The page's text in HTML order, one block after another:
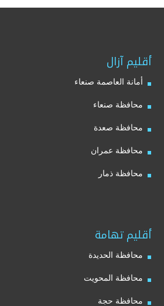
أقليم آزال
أمانة العاصمة صنعاء
محافظة صنعاء
محافظة صعدة
محافظة عمران
محافظة ذمار
أقليم تهامة
محافظة الحديدة
محافظة المحويت
محافظة حجة